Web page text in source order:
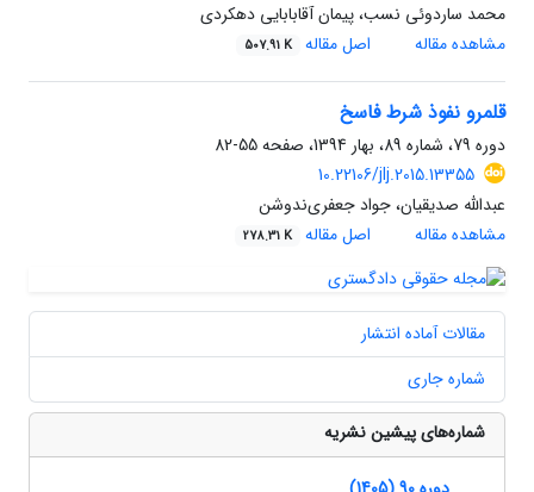
محمد ساردوئی نسب، پیمان آقابابایی دهکردی
مشاهده مقاله
اصل مقاله 507.91 K
قلمرو نفوذ شرط فاسخ
دوره 79، شماره 89، بهار 1394، صفحه
55-82
10.22106/jlj.2015.13355
عبدالله صدیقیان، جواد جعفری‌ندوشن
مشاهده مقاله
اصل مقاله 278.31 K
مقالات آماده انتشار
شماره جاری
شماره‌های پیشین نشریه